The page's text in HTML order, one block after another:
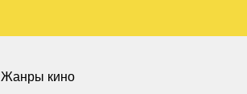
Жанры кино